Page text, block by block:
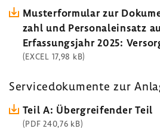
Muster­for­mular zur
zahl und Perso­nal­ein­satz
Erfas­sungs­jahr 2025:
(EXCEL 17,98 kB)
Servi­ce­do­ku­mente zur
Teil A: Über­grei­fender Teil
(PDF 240,76 kB)